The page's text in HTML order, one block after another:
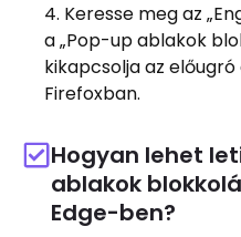
Keresse meg az
a „Pop-up ablakok
kikapcsolja az
Firefoxban.
Hogyan lehet
ablakok
Edge-ben?